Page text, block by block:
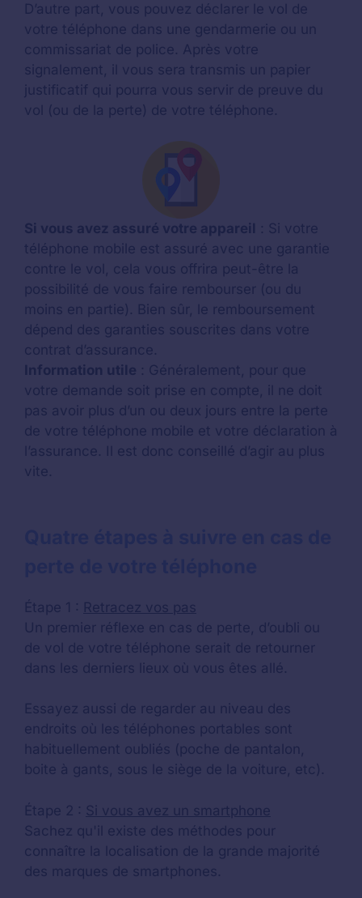
D’autre part, vous pouvez déclarer le vol de
votre téléphone dans une gendarmerie ou un
commissariat de police. Après votre
signalement, il vous sera transmis un papier
justificatif qui pourra vous servir de preuve du
vol (ou de la perte) de votre téléphone.
Si vous avez assuré votre appareil
: Si votre
téléphone mobile est assuré avec une garantie
contre le vol, cela vous offrira peut-être la
possibilité de vous faire rembourser (ou du
moins en partie). Bien sûr, le remboursement
dépend des garanties souscrites dans votre
contrat d’assurance.
Information utile : Généralement, pour que
votre demande soit prise en compte, il ne doit
pas avoir plus d’un ou deux jours entre la perte
de votre téléphone mobile et votre déclaration à
l’assurance. Il est donc conseillé d’agir au plus
vite.
Étape 1 : Retracez vos pas
Un premier réflexe en cas de perte, d’oubli ou
de vol de votre téléphone serait de retourner
dans les derniers lieux où vous êtes allé.
Essayez aussi de regarder au niveau des
endroits où les téléphones portables sont
habituellement oubliés (poche de pantalon,
boite à gants, sous le siège de la voiture, etc).
Étape 2 : Si vous avez un smartphone
Sachez qu'il existe des méthodes pour
connaître la localisation de la grande majorité
des marques de smartphones.